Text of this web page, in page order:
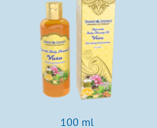
100 ml